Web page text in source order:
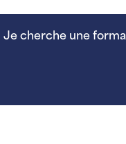
Je cherche une